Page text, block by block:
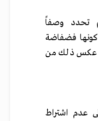
تحدد وصفاً
كونها فضفاضة
عكس ذلك من
عدم اشتراط